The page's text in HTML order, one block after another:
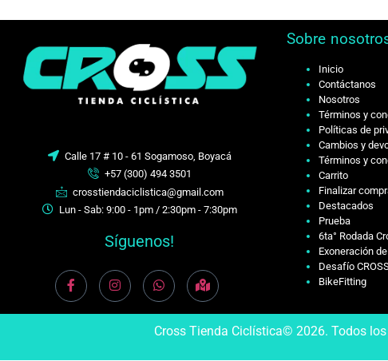
Calle 17 # 10 - 61 Sogamoso, Boyacá
+57 (300) 494 3501
crosstiendaciclistica@gmail.com
Lun - Sab: 9:00 - 1pm / 2:30pm - 7:30pm
Síguenos!
Sobre
Inicio
Contáctanos
Nosotros
Términos y
Políticas de
Cambios y
Términos y
Carrito
Finalizar
Destacados
Prueba
6ta° Rodada
Exoneración
Desafío
BikeFitting
Cross Tienda Ciclística© 2026. Todos